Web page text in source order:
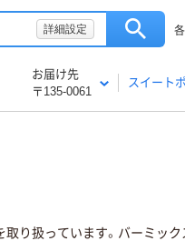
詳細設定
お届け先
〒135-0061
スイート
り扱っています。バーミック